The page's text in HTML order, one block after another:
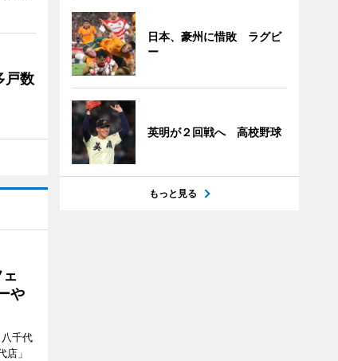
戸数
や
千代
」
日本、豪州に惜敗 ラグビ
ー
英明が２回戦へ 高校野球
もっと見る